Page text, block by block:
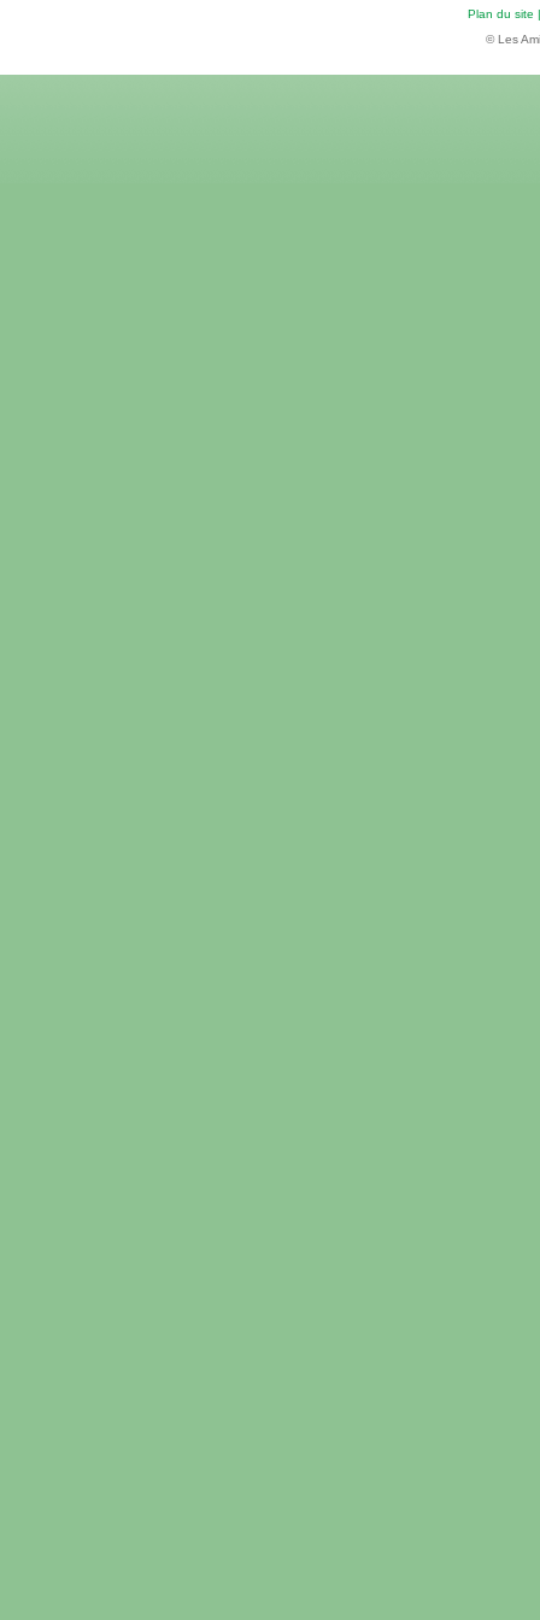
Plan du site
© Les